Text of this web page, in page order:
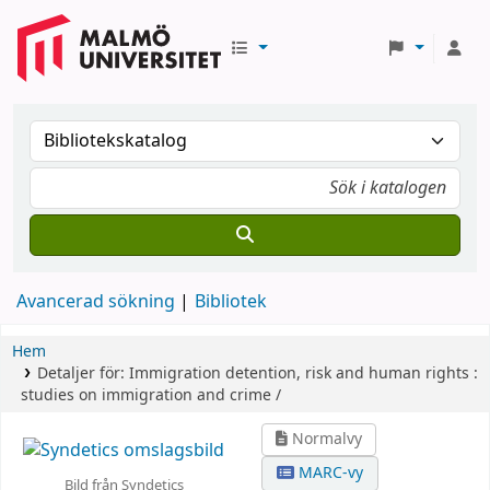
Avancerad sökning Bibliotek
Hem
Detaljer för: Immigration detention, risk and human rights :
studies on immigration and crime /
Bild från Syndetics
Normalvy
MARC-vy